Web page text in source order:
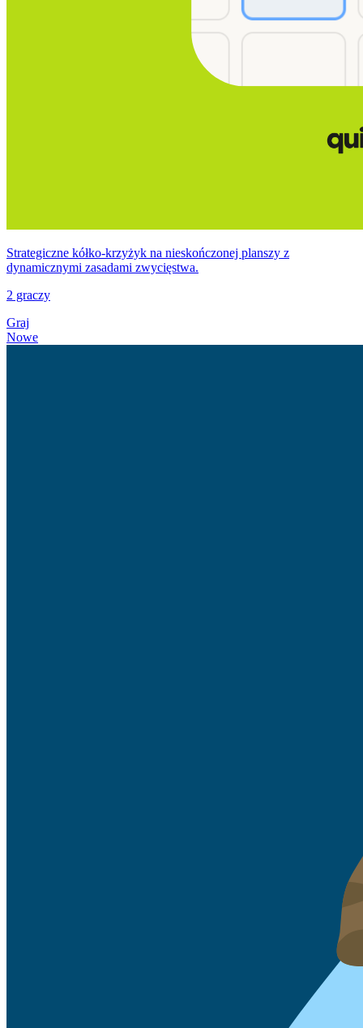
Strategiczne kółko‑krzyżyk na nieskończonej planszy z
dynamicznymi zasadami zwycięstwa.
2 graczy
Graj
Nowe